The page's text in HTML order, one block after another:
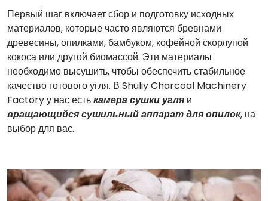
Первый шаг включает сбор и подготовку исходных
материалов, которые часто являются бревнами
древесины, опилками, бамбуком, кофейной скорлупой
кокоса или другой биомассой. Эти материалы
необходимо высушить, чтобы обеспечить стабильное
качество готового угля. В Shuliy Charcoal Machinery
Factory у нас естькамера сушки угля и
вращающийся сушильный аппарат для опилок, на
выбор для вас.